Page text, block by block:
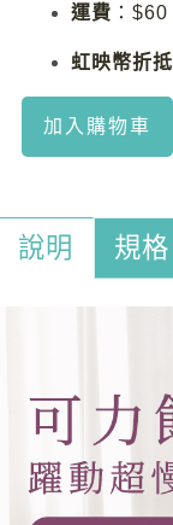
運費 ： $60
虹映幣折抵
加入購物車
說明 規格